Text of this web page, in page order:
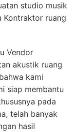
studio musik
Kontraktor ruang
Vendor
akustik ruang
kami
siap membantu
pada
telah banyak
hasil